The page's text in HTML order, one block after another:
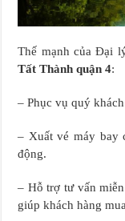
Thế mạnh của Đại
Tất Thành quận 4:
– Phục vụ quý
– Xuất vé máy bay
động.
– Hỗ trợ tư vấn
giúp khách hàng